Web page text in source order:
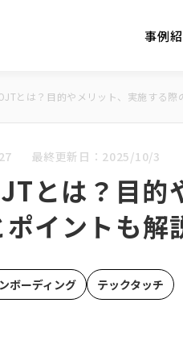
事例
とは？目的やメリット、実施する際
最終更新日： 2025/10/3
とは？目的
イントも解
ボーディング テックタッチ